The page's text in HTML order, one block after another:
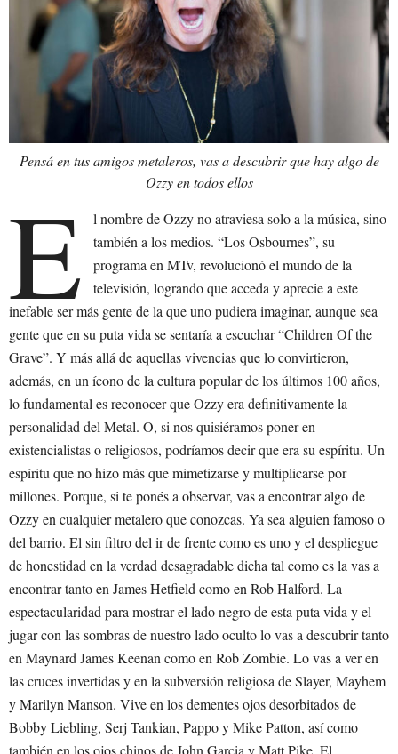
Pensá en tus amigos metaleros, vas a descubrir que hay algo de
Ozzy en todos ellos
E
l nombre de Ozzy no atraviesa solo a la música, sino
también a los medios. “Los Osbournes”, su
programa en MTv, revolucionó el mundo de la
televisión, logrando que acceda y aprecie a este
inefable ser más gente de la que uno pudiera imaginar, aunque sea
gente que en su puta vida se sentaría a escuchar “Children Of the
Grave”. Y más allá de aquellas vivencias que lo convirtieron,
además, en un ícono de la cultura popular de los últimos 100 años,
lo fundamental es reconocer que Ozzy era definitivamente la
personalidad del Metal. O, si nos quisiéramos poner en
existencialistas o religiosos, podríamos decir que era su espíritu. Un
espíritu que no hizo más que mimetizarse y multiplicarse por
millones. Porque, si te ponés a observar, vas a encontrar algo de
Ozzy en cualquier metalero que conozcas. Ya sea alguien famoso o
del barrio. El sin filtro del ir de frente como es uno y el despliegue
de honestidad en la verdad desagradable dicha tal como es la vas a
encontrar tanto en James Hetfield como en Rob Halford. La
espectacularidad para mostrar el lado negro de esta puta vida y el
jugar con las sombras de nuestro lado oculto lo vas a descubrir tanto
en Maynard James Keenan como en Rob Zombie. Lo vas a ver en
las cruces invertidas y en la subversión religiosa de Slayer, Mayhem
y Marilyn Manson. Vive en los dementes ojos desorbitados de
Bobby Liebling, Serj Tankian, Pappo y Mike Patton, así como
también en los ojos chinos de John Garcia y Matt Pike. El